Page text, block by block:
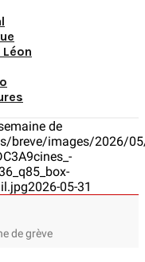
de
breve/images/2026/
2026-05-31
de grève